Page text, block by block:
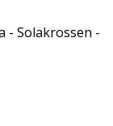
- Solakrossen -